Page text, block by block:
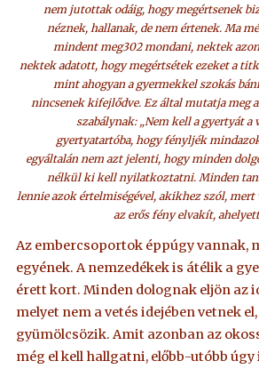
nem jutottak odáig, hogy megértsenek
néznek, hallanak, de nem értenek. Ma
mindent meg302 mondani, nektek
nektek adatott, hogy megértsétek ezeket a
mint ahogyan a gyermekkel szokás
nincsenek kifejlődve. Ez által mutatja meg
szabálynak: „Nem kell a gyertyát a
gyertyatartóba, hogy fényljék
egyáltalán nem azt jelenti, hogy minden
nélkül ki kell nyilatkoztatni. Minden
lennie azok értelmiségével, akikhez szól,
az erős fény elvakít,
Az embercsoportok éppúgy vannak,
egyének. A nemzedékek is átélik a
érett kort. Minden dolognak eljön az
melyet nem a vetés idejében vetnek
gyümölcsözik. Amit azonban az
még el kell hallgatni, előbb-utóbb úgy